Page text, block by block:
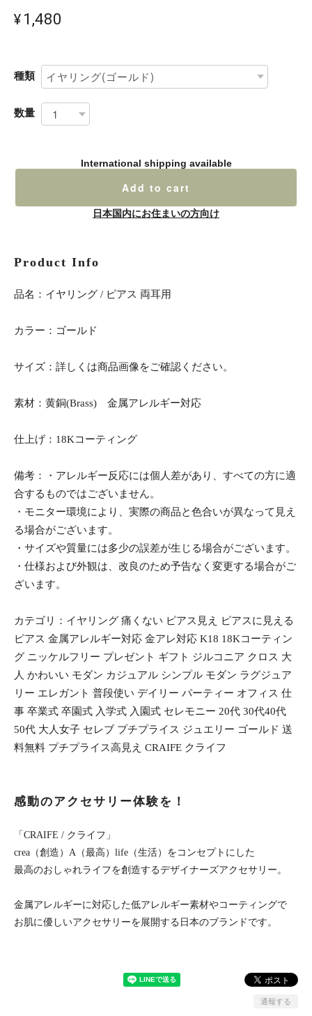
¥1,480
種類
数量
International shipping available
Add to cart
日本国内にお住まいの方向け
Product Info
品名：イヤリング / ピアス 両耳用
カラー：ゴールド
サイズ：詳しくは商品画像をご確認ください。
素材：黄銅(Brass) 金属アレルギー対応
仕上げ：18Kコーティング
備考：・アレルギー反応には個人差があり、すべての方に適
合するものではございません。
・モニター環境により、実際の商品と色合いが異なって見え
る場合がございます。
・サイズや質量には多少の誤差が生じる場合がございます。
・仕様および外観は、改良のため予告なく変更する場合がご
ざいます。
カテゴリ：イヤリング 痛くない ピアス見え ピアスに見える
ピアス 金属アレルギー対応 金アレ対応 K18 18Kコーティン
グ ニッケルフリー プレゼント ギフト ジルコニア クロス 大
人 かわいい モダン カジュアル シンプル モダン ラグジュア
リー エレガント 普段使い デイリー パーティー オフィス 仕
事 卒業式 卒園式 入学式 入園式 セレモニー 20代 30代40代
50代 大人女子 セレブ プチプライス ジュエリー ゴールド 送
料無料 プチプライス高見え CRAIFE クライフ
感動のアクセサリー体験を！
「CRAIFE / クライフ」
crea（創造）A（最高）life（生活）をコンセプトにした
最高のおしゃれライフを創造するデザイナーズアクセサリー。
金属アレルギーに対応した低アレルギー素材やコーティングで
お肌に優しいアクセサリーを展開する日本のブランドです。
通報する